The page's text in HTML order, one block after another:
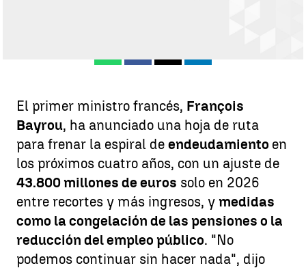
WhatsappFacebook
X Linkedin
El primer ministro francés, François
Bayrou, ha anunciado una hoja de ruta
para frenar la espiral de endeudamiento en
los próximos cuatro años, con un ajuste de
43.800 millones de euros solo en 2026
entre recortes y más ingresos, y medidas
como la congelación de las pensiones o la
reducción del empleo público. "No
podemos continuar sin hacer nada", dijo